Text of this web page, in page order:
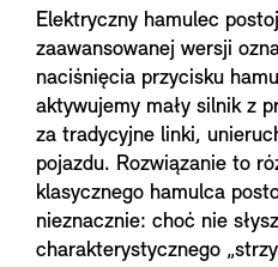
Elektryczny hamulec
zaawansowanej wersji
naciśnięcia przycisku
aktywujemy mały silnik z
za tradycyjne linki,
pojazdu. Rozwiązanie to
klasycznego hamulca
nieznacznie: choć nie
charakterystycznego